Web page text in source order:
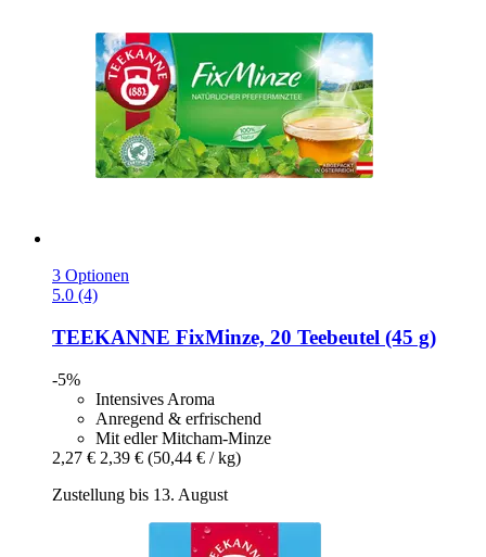
3 Optionen
5.0 (4)
TEEKANNE FixMinze, 20 Teebeutel (45 g)
-5%
Intensives Aroma
Anregend & erfrischend
Mit edler Mitcham-Minze
2,27 € 2,39 € (50,44 € / kg)
Zustellung bis 13. August